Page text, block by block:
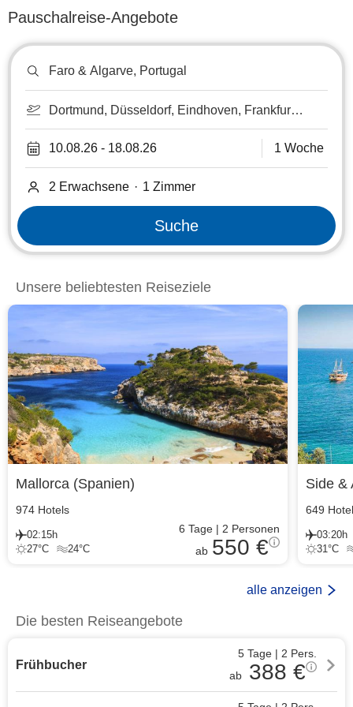
Pauschalreise-Angebote
oder
Dortmund, Düsseldorf, Eindhoven, Frankfurt
Luxemburg, Lüttich, Maastricht, Münster-
Osnabrück, Paderborn, Saarbrücken,
Strasbourg, Weeze/Niederrhein
10.08.26 - 18.08.26 1 Woche
2 Erwachsene · 1 Zimmer
Suche
Unsere beliebtesten Reiseziele
Mallorca (Spanien)
974 Hotels
02:15h
27°C 24°C
6 Tage| 2 Personen
ab 550 €
Side &
649
03:20h
31°C
alle anzeigen
Die besten Reiseangebote
Frühbucher
5 Tage | 2 Pers.
ab
388 €